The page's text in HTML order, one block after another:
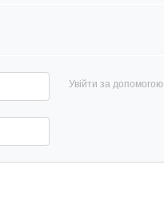
Увійти за допомогою